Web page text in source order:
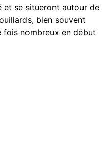
et se situeront autour de
bien souvent
fois nombreux en début